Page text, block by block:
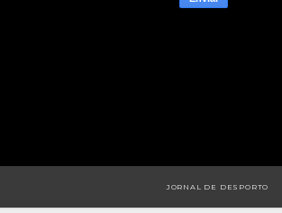
JORNAL DE DESPORTO